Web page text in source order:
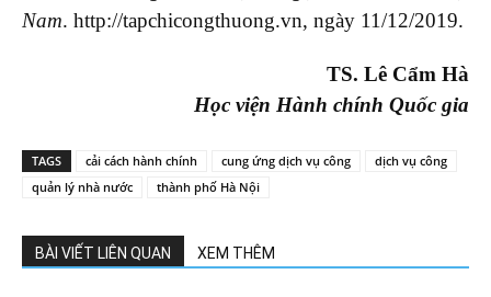
Nam. http://tapchicongthuong.vn, ngày 11/12/2019.
TS. Lê Cẩm Hà
Học viện Hành chính Quốc gia
TAGS cải cách hành chính cung ứng dịch vụ công
dịch vụ công
quản lý nhà nước
thành phố Hà Nội
BÀI VIẾT LIÊN QUAN XEM THÊM